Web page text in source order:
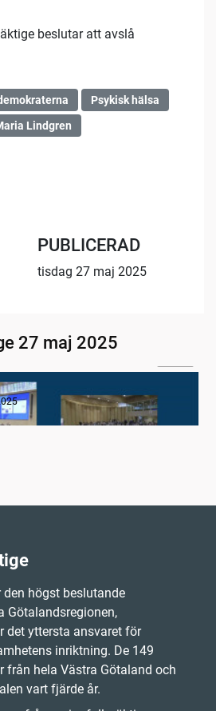
beslutar att avslå
Psykisk hälsa
Lindgren
PUBLICERAD
tisdag 27 maj 2025
27 maj 2025
högst beslutande
Götalandsregionen,
det yttersta ansvaret för
inriktning. De 149
från hela Västra Götaland och
vart fjärde år.